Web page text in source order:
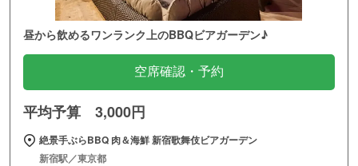
昼から飲めるワンランク上のBBQビアガーデン♪
空席確認・予約
平均予算 3,000円
絶景手ぶらBBQ 肉＆海鮮 新宿歌舞伎ビアガーデン
新宿駅／東京都